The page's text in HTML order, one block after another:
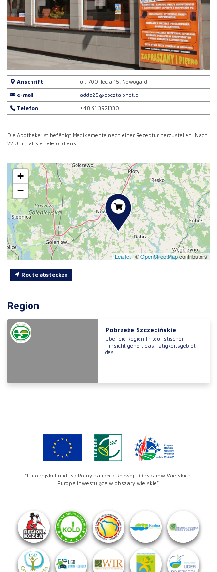
Anschrift ul. 700-lecia 15, Nowogard
e-mail adda25@poczta.onet.pl
Telefon +48 91 3921330
Die Apotheke ist befähigt Medikamente nach einer Rezeptur herzustellen. Nach
22 Uhr hat sie Telefondienst.
+
−
Leaflet | ©OpenStreetMapcontributors
Route abstecken
Region
Pobrzeże Szczecińskie
Über die Region In touristischer
Hinsicht gehört das Tätigkeitsgebiet
des...
"Europejski Fundusz Rolny na rzecz Rozwoju Obszarów Wiejskich:
Europa inwestująca w obszary wiejskie".